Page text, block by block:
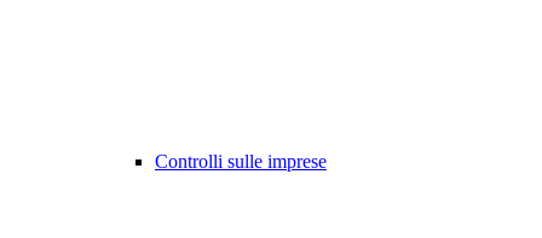
Controlli sulle imprese